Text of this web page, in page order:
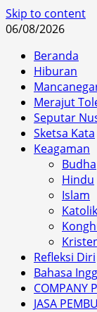
Skip to content
06/08/2026
Beranda
Hiburan
Merajut
Seputar
Sketsa Kata
Keagaman
Budha
Hindu
Islam
Refleksi Diri
Bahasa
COMPANY
JASA